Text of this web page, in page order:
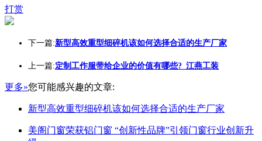
打赏
下一篇:新型高效重型细碎机该如何选择合适的生产厂家
上一篇:定制工作服带给企业的价值有哪些?_江燕工装
更多»您可能感兴趣的文章:
新型高效重型细碎机该如何选择合适的生产厂家
美阁门窗荣获铝门窗 “创新性品牌”引领门窗行业创新升